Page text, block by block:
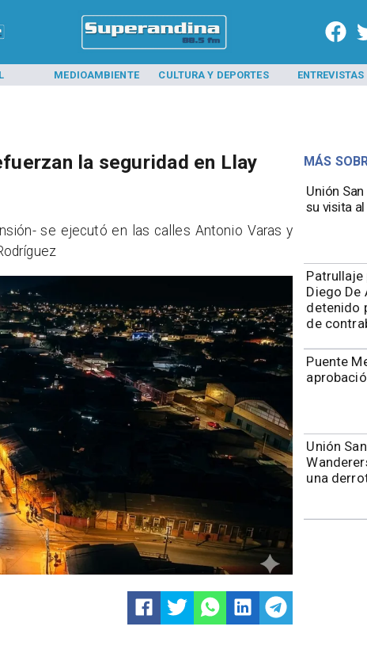
MEDIOAMBIENTE CULTURA Y DEPORTES ENTREVISTAS
Unión
su visita
Diego
detenido
de
Puente
Unión
una
MÁS
la seguridad en Llay
se ejecutó en las calles Antonio Varas y